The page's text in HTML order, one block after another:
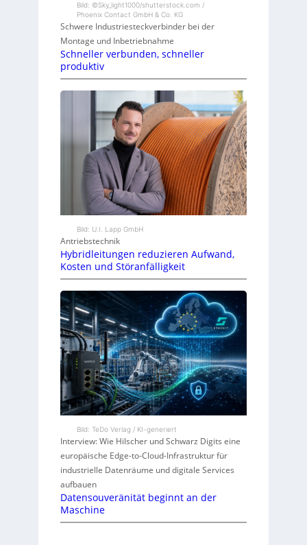
Bild: ©Sky_light1000/shutterstock.com /
Phoenix Contact GmbH & Co. KG
Schwere Industriesteckverbinder bei der
Montage und Inbetriebnahme
Schneller verbunden, schneller
produktiv
Bild: U.I. Lapp GmbH
Antriebstechnik
Hybridleitungen reduzieren Aufwand,
Kosten und Störanfälligkeit
Bild: TeDo Verlag / KI-generiert
Interview: Wie Hilscher und Schwarz Digits eine
europäische Edge-to-Cloud-Infrastruktur für
industrielle Datenräume und digitale Services
aufbauen
Datensouveränität beginnt an der
Maschine